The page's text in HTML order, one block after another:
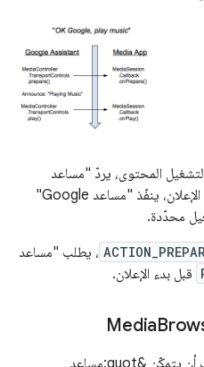
المحتوى، يردّ "مساعد
Google" بإعلان قصير. بعد اكتمال الإعلان، ينفّذ "مساعد Google"
، يطلب "مساعد
قبل بدء الإعلان.
لاستخدام خدمة لبدء تطبيقك، يجب أن يتمكّن &quot;مساعد